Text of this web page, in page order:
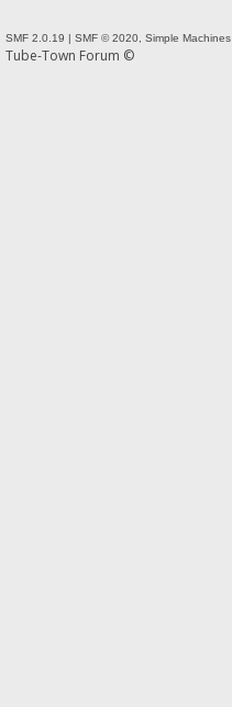
SMF 2.0.19 | SMF © 2020 Simple Machines
Tube-Town Forum ©